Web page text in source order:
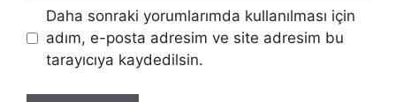
Daha sonraki yorumlarımda kullanılması için
adım, e-posta adresim ve site adresim bu
tarayıcıya kaydedilsin.